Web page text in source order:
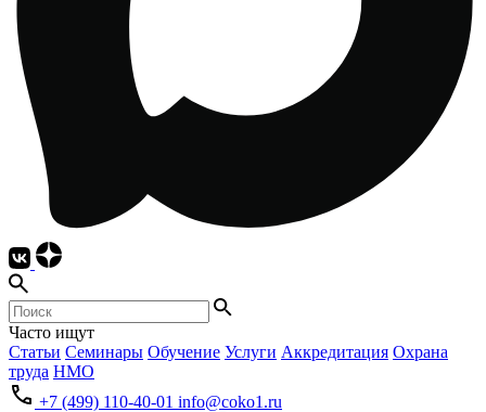
Часто ищут
Статьи Семинары Обучение Услуги Аккредитация Охрана
труда НМО
+7 (499) 110-40-01 info@coko1.ru